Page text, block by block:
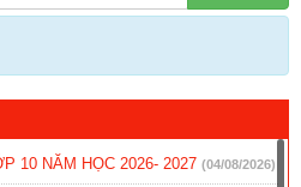
10 NĂM HỌC 2026- 2027 (04/08/2026)